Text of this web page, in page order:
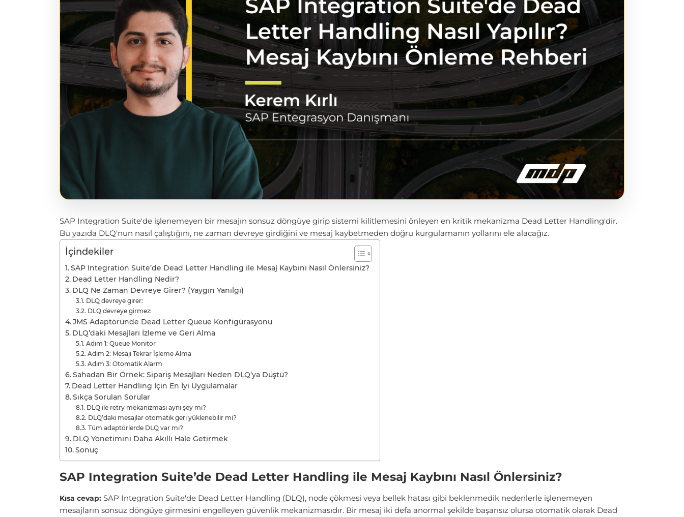
SAP Integration Suite'de işlenemeyen bir mesajın sonsuz döngüye girip sistemi kilitlemesini önleyen en kritik mekanizma Dead Letter Handling'dir.
Bu yazıda DLQ'nun nasıl çalıştığını, ne zaman devreye girdiğini ve mesaj kaybetmeden doğru kurgulamanın yollarını ele alacağız.
İçindekiler
SAP Integration Suite’de Dead Letter Handling ile Mesaj Kaybını Nasıl Önlersiniz?
Dead Letter Handling Nedir?
DLQ Ne Zaman Devreye Girer? (Yaygın Yanılgı)
DLQ devreye girer:
DLQ devreye girmez:
JMS Adaptöründe Dead Letter Queue Konfigürasyonu
DLQ’daki Mesajları İzleme ve Geri Alma
Adım 1: Queue Monitor
Adım 2: Mesajı Tekrar İşleme Alma
Adım 3: Otomatik Alarm
Sahadan Bir Örnek: Sipariş Mesajları Neden DLQ’ya Düştü?
Dead Letter Handling İçin En İyi Uygulamalar
Sıkça Sorulan Sorular
DLQ ile retry mekanizması aynı şey mi?
DLQ’daki mesajlar otomatik geri yüklenebilir mi?
Tüm adaptörlerde DLQ var mı?
DLQ Yönetimini Daha Akıllı Hale Getirmek
Sonuç
SAP Integration Suite’de Dead Letter Handling ile Mesaj Kaybını Nasıl Önlersiniz?
Kısa cevap: SAP Integration Suite'de Dead Letter Handling (DLQ), node çökmesi veya bellek hatası gibi beklenmedik nedenlerle işlenemeyen
mesajların sonsuz döngüye girmesini engelleyen güvenlik mekanizmasıdır. Bir mesaj iki defa anormal şekilde başarısız olursa otomatik olarak Dead